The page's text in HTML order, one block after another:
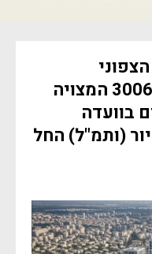
בהרצליה בתכנית תמל 3006 המצויה
בוועדה
(ותמ"ל) החל